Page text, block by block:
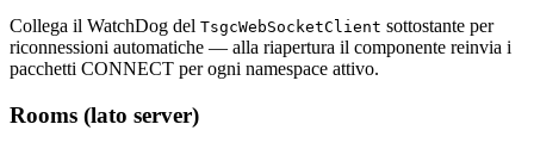
Collega il WatchDog del TsgcWebSocketClient sottostante per
riconnessioni automatiche — alla riapertura il componente reinvia i
pacchetti CONNECT per ogni namespace attivo.
Rooms (lato server)